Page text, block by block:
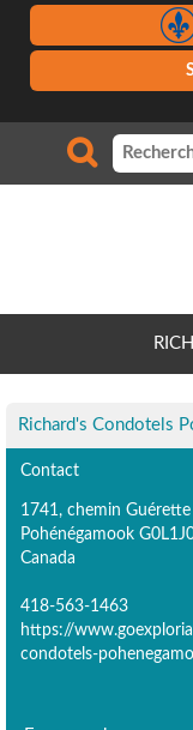
Richard's Condotels
Contact
1741, chemin Guérette
Pohénégamook
Canada
418-563-1463
https://
condotels-